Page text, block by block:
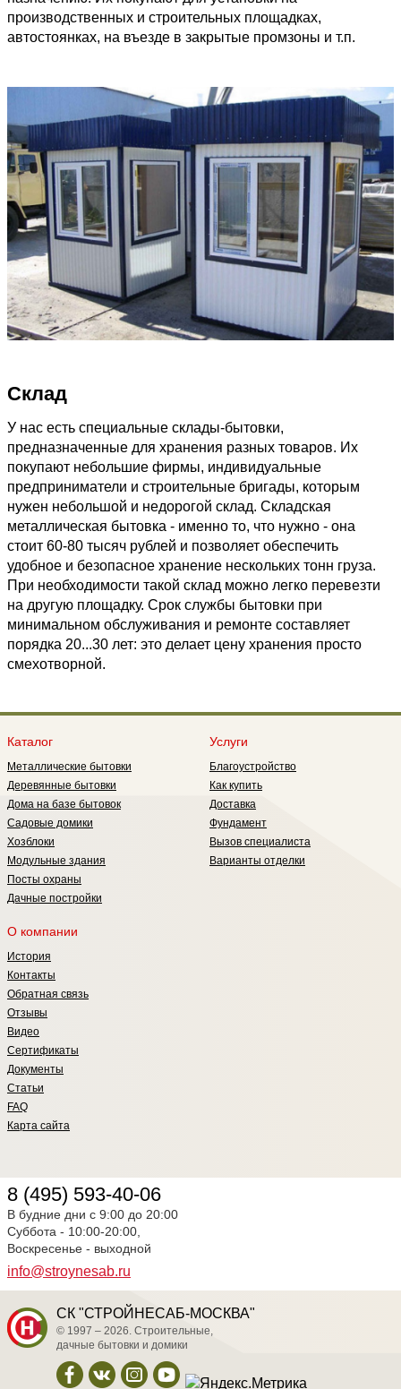
производственных и строительных площадках,
автостоянках, на въезде в закрытые промзоны и т.п.
Склад
У нас есть специальные склады-бытовки,
предназначенные для хранения разных товаров. Их
покупают небольшие фирмы, индивидуальные
предприниматели и строительные бригады, которым
нужен небольшой и недорогой склад. Складская
металлическая бытовка - именно то, что нужно - она
стоит 60-80 тысяч рублей и позволяет обеспечить
удобное и безопасное хранение нескольких тонн груза.
При необходимости такой склад можно легко перевезти
на другую площадку. Срок службы бытовки при
минимальном обслуживания и ремонте составляет
порядка 20...30 лет: это делает цену хранения просто
смехотворной.
Каталог
Металлические бытовки
Деревянные бытовки
Дома на базе бытовок
Садовые домики
Хозблоки
Модульные здания
Посты охраны
Дачные постройки
Услуги
Благоустройство
Как купить
Доставка
Фундамент
Вызов специалиста
Варианты отделки
О компании
История
Контакты
Обратная связь
Отзывы
Видео
Сертификаты
Документы
Статьи
FAQ
Карта сайта
8 (495) 593-40-06
В будние дни с 9:00 до 20:00
Суббота - 10:00-20:00,
Воскресенье - выходной
info@stroynesab.ru
СК "СТРОЙНЕСАБ-МОСКВА"
© 1997 – 2026. Строительные,
дачные бытовки и домики